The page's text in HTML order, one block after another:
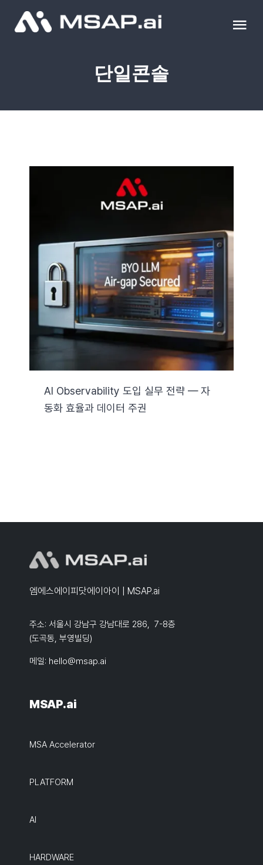
조달물품
자료실
기술지원
Search
단일콘솔
AI Observability 도입 실무 전략 — 자
동화 효율과 데이터 주권
엠에스에이피닷에이아이 | MSAP.ai
주소: 서울시 강남구 강남대로 286, 7-8층
(도곡동, 부영빌딩)
메일: hello@msap.ai
MSAP.ai
MSA Accelerator
PLATFORM
AI
HARDWARE